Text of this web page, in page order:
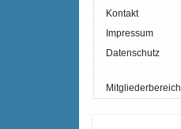
Kontakt
Impressum
Datenschutz
Mitgliederbereich